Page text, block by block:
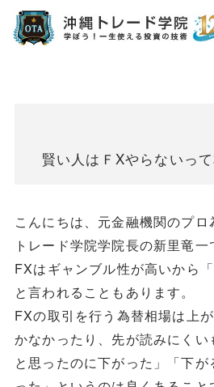
賢い人はＦXやらないっ
こんにちは、元金融機関のプ
トレード学院学院長の新里竜一
FXはギャンブル性が高いから
と言われることもあります。
FXの取引を行う為替相場は上
かなかったり、先が読みにくい
と思ったのに下がった」「下